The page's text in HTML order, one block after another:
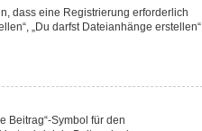
dass eine Registrierung erforderlich
„Du darfst Dateianhänge erstellen“
Beitrag“-Symbol für den